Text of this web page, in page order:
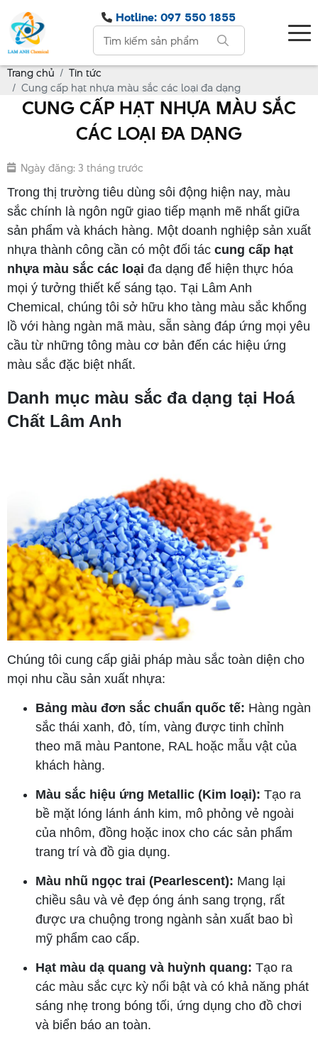
Hotline: 097 550 1855
Trang chủ
Tin tức
Cung cấp hạt nhựa màu sắc các loại đa dạng
CUNG CẤP HẠT NHỰA MÀU SẮC
CÁC LOẠI ĐA DẠNG
Ngày đăng: 3 tháng trước
Trong thị trường tiêu dùng sôi động hiện nay, màu
sắc chính là ngôn ngữ giao tiếp mạnh mẽ nhất giữa
sản phẩm và khách hàng. Một doanh nghiệp sản xuất
nhựa thành công cần có một đối tác cung cấp hạt
nhựa màu sắc các loại đa dạng để hiện thực hóa
mọi ý tưởng thiết kế sáng tạo. Tại Lâm Anh
Chemical, chúng tôi sở hữu kho tàng màu sắc khổng
lồ với hàng ngàn mã màu, sẵn sàng đáp ứng mọi yêu
cầu từ những tông màu cơ bản đến các hiệu ứng
màu sắc đặc biệt nhất.
Danh mục màu sắc đa dạng tại Hoá
Chất Lâm Anh
Chúng tôi cung cấp giải pháp màu sắc toàn diện cho
mọi nhu cầu sản xuất nhựa:
Bảng màu đơn sắc chuẩn quốc tế: Hàng ngàn
sắc thái xanh, đỏ, tím, vàng được tinh chỉnh
theo mã màu Pantone, RAL hoặc mẫu vật của
khách hàng.
Màu sắc hiệu ứng Metallic (Kim loại): Tạo ra
bề mặt lóng lánh ánh kim, mô phỏng vẻ ngoài
của nhôm, đồng hoặc inox cho các sản phẩm
trang trí và đồ gia dụng.
Màu nhũ ngọc trai (Pearlescent): Mang lại
chiều sâu và vẻ đẹp óng ánh sang trọng, rất
được ưa chuộng trong ngành sản xuất bao bì
mỹ phẩm cao cấp.
Hạt màu dạ quang và huỳnh quang: Tạo ra
các màu sắc cực kỳ nổi bật và có khả năng phát
sáng nhẹ trong bóng tối, ứng dụng cho đồ chơi
và biển báo an toàn.